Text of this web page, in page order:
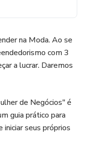
na Moda. Ao se
com 3
a lucrar. Daremos
de Negócios" é
guia prático para
seus próprios